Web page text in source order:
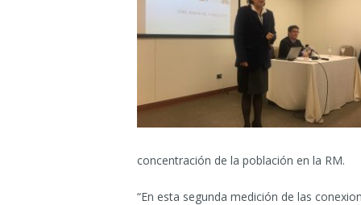
concentración de la población en la RM.
“En esta segunda medición de las